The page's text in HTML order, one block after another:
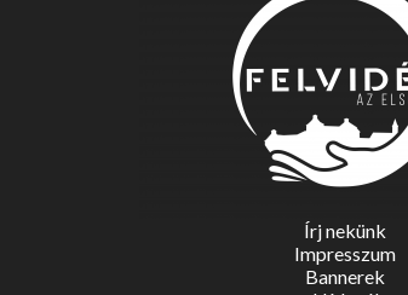
Írj nekünk
Impresszum
Bannerek